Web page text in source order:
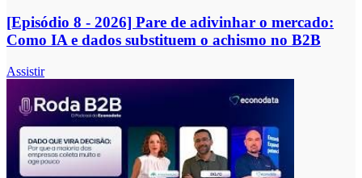
[Episódio 8 - 2026] Pare de adivinhar o mercado:
Como IA e dados substituem o achismo no B2B
Assistir